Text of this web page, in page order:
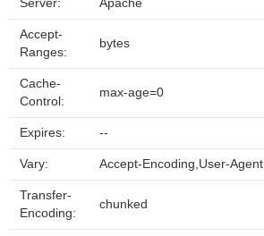
Server: Apache
Accept-
Ranges:
bytes
Cache-
Control:
max-age=0
Expires: --
Vary: Accept-Encoding,User-Agent
Transfer-
Encoding:
chunked